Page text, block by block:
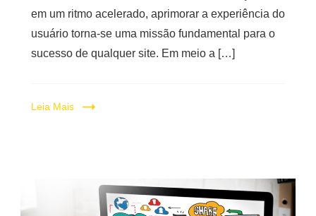
em um ritmo acelerado, aprimorar a experiência do
usuário torna-se uma missão fundamental para o
sucesso de qualquer site. Em meio a […]
Leia Mais